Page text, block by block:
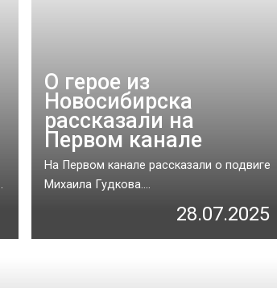
О герое из
Новосибирска
рассказали на
Первом канале
На Первом канале рассказали о подвиге
Михаила Гудкова....
28.07.2025